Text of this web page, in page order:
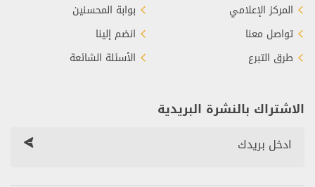
المركز الإعلامي
تواصل معنا
طرق التبرع
بوابة المحسنين
انضم إلينا
الأسئلة الشائعة
الاشتراك بالنشرة البريدية